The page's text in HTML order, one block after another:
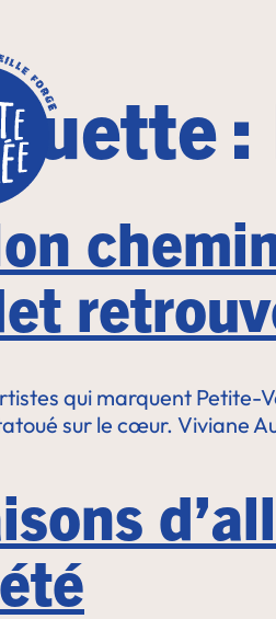
:
qui marquent Petite-
sur le cœur. Viviane